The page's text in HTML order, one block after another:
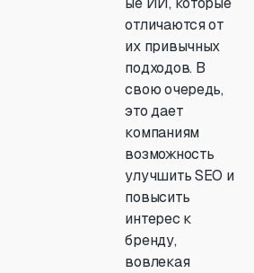
отличаются от
их привычных
подходов. В
свою очередь,
это дает
компаниям
возможность
улучшить SEO и
повысить
интерес к
бренду,
вовлекая